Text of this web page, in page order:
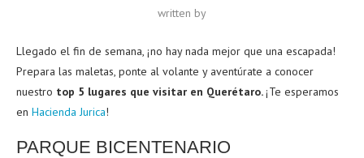
written by
Llegado el fin de semana, ¡no hay nada mejor que una escapada!
Prepara las maletas, ponte al volante y aventúrate a conocer
nuestro top 5 lugares que visitar en Querétaro.¡Te esperamos
en Hacienda Jurica!
PARQUE BICENTENARIO